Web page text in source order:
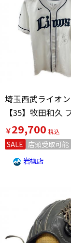
￥29,700
SALE 店頭受取可能
岩槻店